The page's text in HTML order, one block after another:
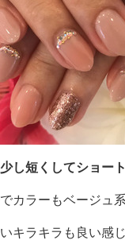
少し短くしてショー
カラーもベージュ
キラキラも良い感